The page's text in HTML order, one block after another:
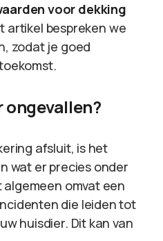
voor dekking
artikel bespreken we
zodat je goed
ongevallen?
afsluit, is het
wat er precies onder
algemeen omvat een
die leiden tot
huisdier. Dit kan van